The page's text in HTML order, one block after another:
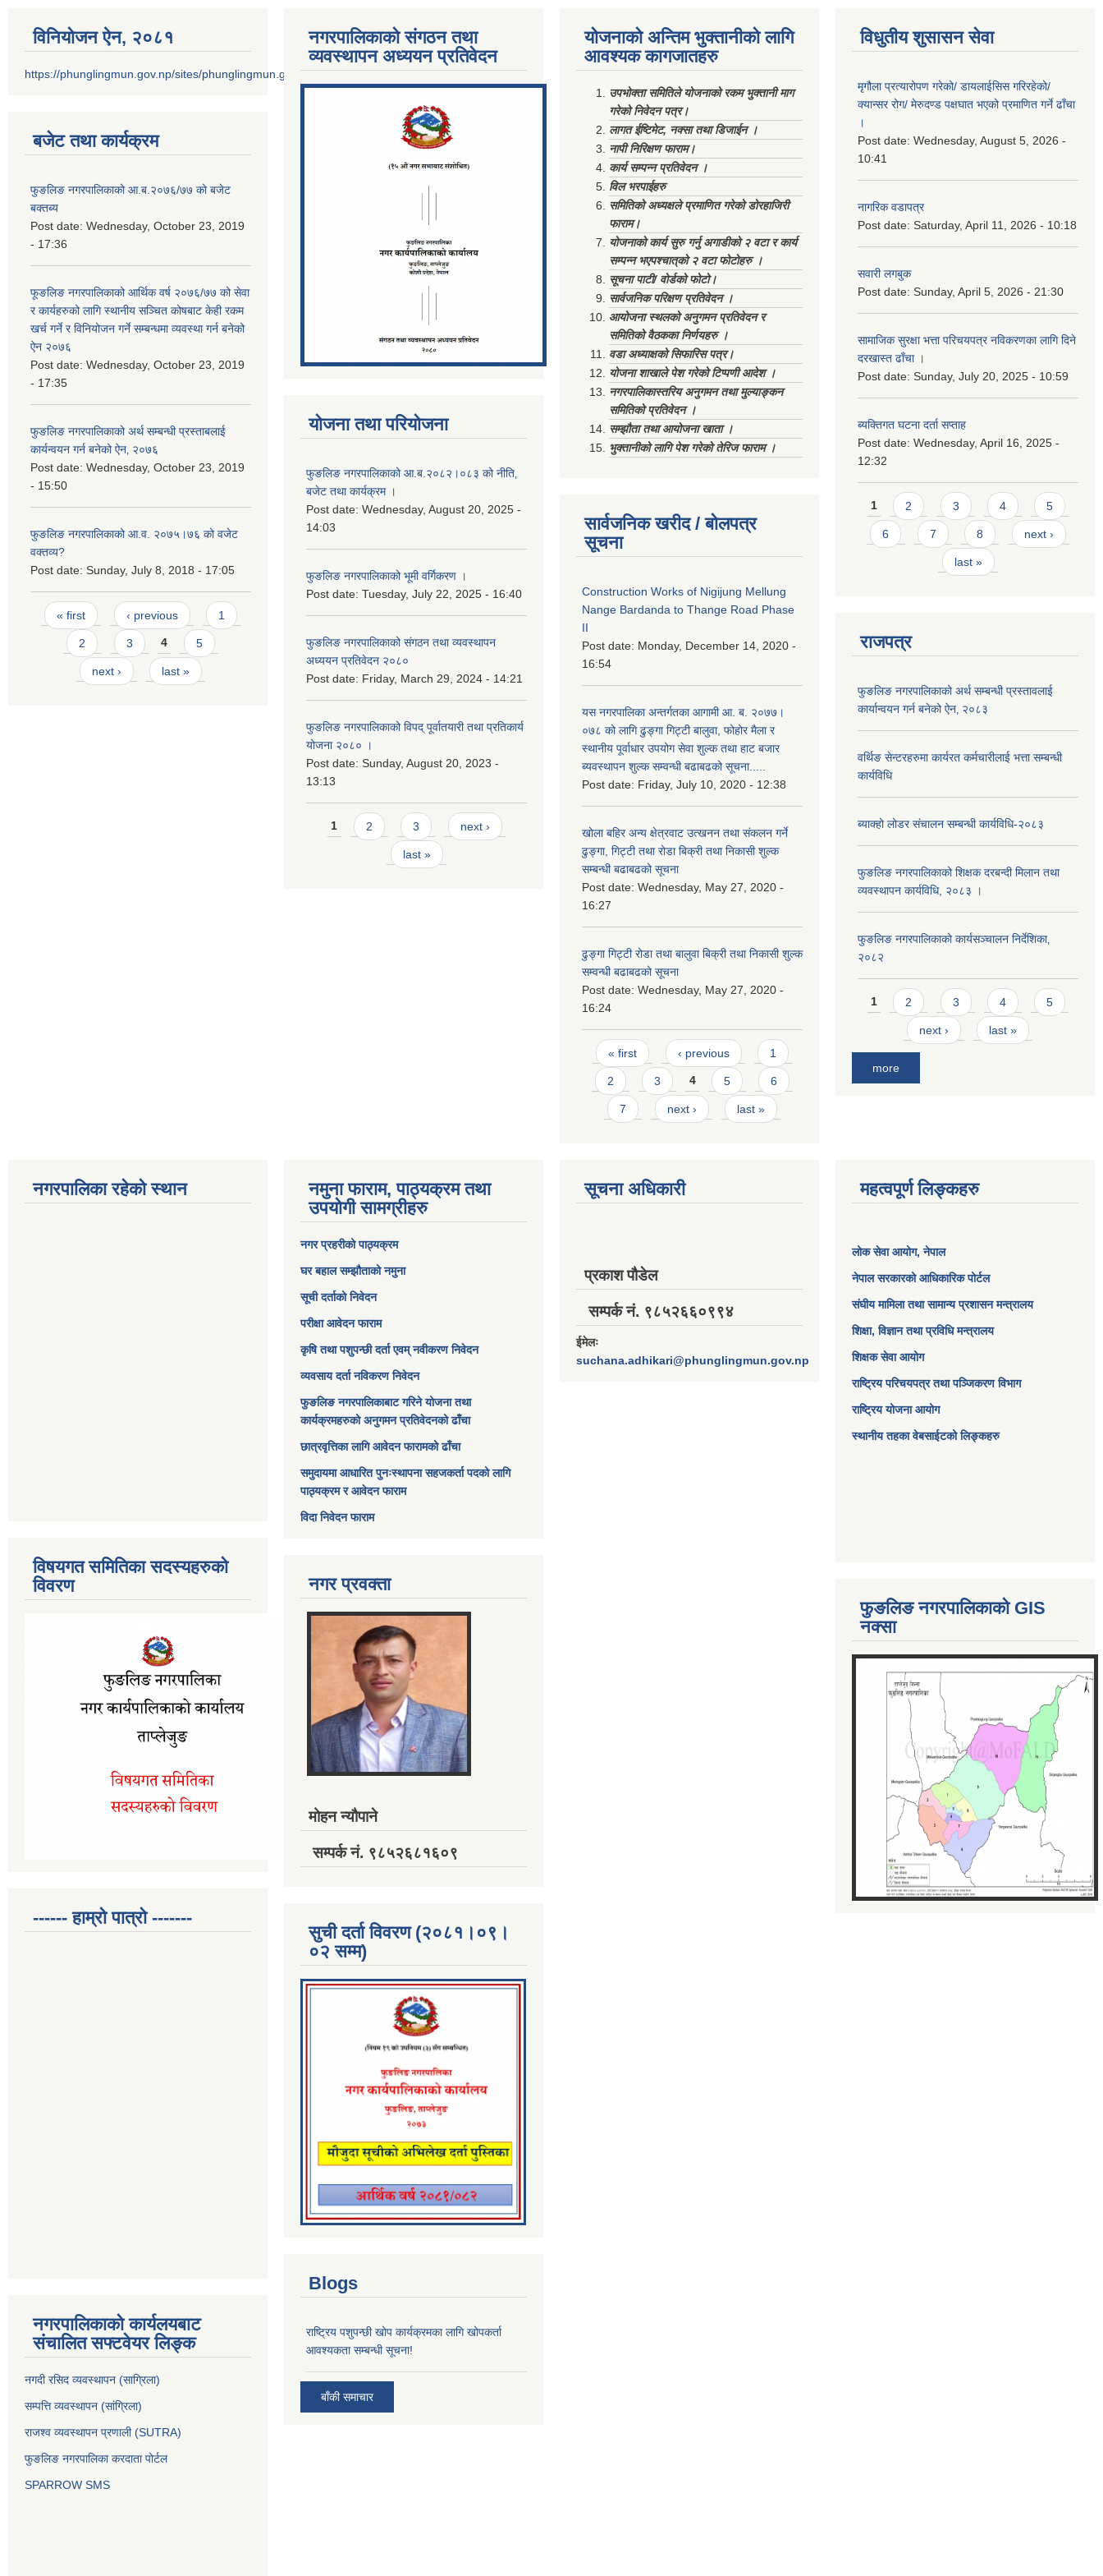
विनियोजन ऐन‚ २०८१
https://phunglingmun.gov.np/sites/phunglingmun.gov.np/files/documents/Al...
बजेट तथा कार्यक्रम
फुङलिङ नगरपालिकाको आ.ब.२०७६/७७ को बजेट
बक्तब्य
Post date: Wednesday, October 23, 2019
- 17:36
फूङलिङ नगरपालिकाको आर्थिक वर्ष २०७६/७७ को सेवा
र कार्यहरुको लागि स्थानीय सञ्चित कोषबाट केही रकम
खर्च गर्ने र विनियोजन गर्ने सम्बन्धमा व्यवस्था गर्न बनेको
ऐन २०७६
Post date: Wednesday, October 23, 2019
- 17:35
फुङलिङ नगरपालिकाको अर्थ सम्बन्धी प्रस्ताबलाई
कार्यन्वयन गर्न बनेको ऐन‚ २०७६
Post date: Wednesday, October 23, 2019
- 15:50
फुङलिङ नगरपालिकाको आ.व. २०७५।७६ को वजेट
वक्तव्य?
Post date: Sunday, July 8, 2018 - 17:05
Pages
« first ‹ previous 1
2 3 4 5
next › last »
नगरपालिकाको संगठन तथा
व्यवस्थापन अध्ययन प्रतिवेदन
योजना तथा परियोजना
फुङलिङ नगरपालिकाको आ.ब.२०८२।०८३ को नीति‚
बजेट तथा कार्यक्रम ।
Post date: Wednesday, August 20, 2025 -
14:03
फुङलिङ नगरपालिकाको भूमी वर्गिकरण ।
Post date: Tuesday, July 22, 2025 - 16:40
फुङलिङ नगरपालिकाको संगठन तथा व्यवस्थापन
अध्ययन प्रतिवेदन २०८०
Post date: Friday, March 29, 2024 - 14:21
फुङलिङ नगरपालिकाको विपद् पूर्वातयारी तथा प्रतिकार्य
योजना २०८० ।
Post date: Sunday, August 20, 2023 -
13:13
Pages
1 2 3 next ›
last »
योजनाको अन्तिम भुक्तानीको लागि
आवश्यक कागजातहरु
उपभोक्ता समितिले योजनाको रकम भुक्तानी माग
गरेको निवेदन पत्र।
लागत ईष्टिमेट, नक्सा तथा डिजाईन ।
नापी निरिक्षण फाराम।
कार्य सम्पन्न प्रतिवेदन ।
विल भरपाईहरु
समितिको अध्यक्षले प्रमाणित गरेको डोरहाजिरी
फाराम।
योजनाको कार्य सुरु गर्नु अगाडीको २ वटा र कार्य
सम्पन्न भएपश्चात्‌को २ वटा फोटोहरु ।
सूचना पाटी/ वोर्डको फोटो।
सार्वजनिक परिक्षण प्रतिवेदन ।
आयोजना स्थलको अनुगमन प्रतिवेदन र
समितिको वैठकका निर्णयहरु ।
वडा अध्याक्षको सिफारिस पत्र।
योजना शाखाले पेश गरेको टिप्पणी आदेश ।
नगरपालिकास्तरिय अनुगमन तथा मुल्याङ्कन
समितिको प्रतिवेदन ।
सम्झौता तथा आयोजना खाता ।
भुक्तानीको लागि पेश गरेको तेरिज फाराम ।
सार्वजनिक खरीद / बोलपत्र
सूचना
Construction Works of Nigijung Mellung
Nange Bardanda to Thange Road Phase
II
Post date: Monday, December 14, 2020 -
16:54
यस नगरपालिका अन्तर्गतका आगामी आ. ब. २०७७।
०७८ को लागि ढुङ्गा गिट्टी बालुवा, फोहोर मैला र
स्थानीय पूर्वाधार उपयोग सेवा शुल्क तथा हाट बजार
ब्यवस्थापन शुल्क सम्वन्धी बढाबढको सूचना.....
Post date: Friday, July 10, 2020 - 12:38
खोला बहिर अन्य क्षेत्रवाट उत्खनन तथा संकलन गर्ने
ढुङ्गा, गिट्टी तथा रोडा बिक्री तथा निकासी शुल्क
सम्बन्धी बढाबढको सूचना
Post date: Wednesday, May 27, 2020 -
16:27
ढुङ्गा गिट्टी रोडा तथा बालुवा बिक्री तथा निकासी शुल्क
सम्वन्धी बढाबढको सूचना
Post date: Wednesday, May 27, 2020 -
16:24
Pages
« first ‹ previous 1
2 3 4 5 6
7 next › last »
विधुतीय शुसासन सेवा
मृगौला प्रत्यारोपण गरेको/ डायलाईसिस गरिरहेको/
क्यान्सर रोग/ मेरुदण्ड पक्षघात भएको प्रमाणित गर्ने ढाँचा
।
Post date: Wednesday, August 5, 2026 -
10:41
नागरिक वडापत्र
Post date: Saturday, April 11, 2026 - 10:18
सवारी लगबुक
Post date: Sunday, April 5, 2026 - 21:30
सामाजिक सुरक्षा भत्ता परिचयपत्र नविकरणका लागि दिने
दरखास्त ढाँचा ।
Post date: Sunday, July 20, 2025 - 10:59
ब्यक्तिगत घटना दर्ता सप्ताह
Post date: Wednesday, April 16, 2025 -
12:32
Pages
1 2 3 4 5
6 7 8 next ›
last »
राजपत्र
फुङलिङ नगरपालिकाको अर्थ सम्बन्धी प्रस्तावलाई
कार्यान्वयन गर्न बनेको ऐन‚ २०८३
वर्थिङ सेन्टरहरुमा कार्यरत कर्मचारीलाई भत्ता सम्बन्धी
कार्यविधि
ब्याक्हो लोडर संचालन सम्बन्धी कार्यविधि-२०८३
फुङलिङ नगरपालिकाको शिक्षक दरबन्दी मिलान तथा
व्यवस्थापन कार्यविधि, २०८३ ।
फुङलिङ नगरपालिकाको कार्यसञ्चालन निर्देशिका‚
२०८२
Pages
1 2 3 4 5
next › last »
more
नगरपालिका रहेको स्थान
विषयगत समितिका सदस्यहरुको
विवरण
------ हाम्रो पात्रो -------
नगरपालिकाको कार्यलयबाट
संचालित सफ्टवेयर लिङ्क
नगदी रसिद व्यवस्थापन (साग्रिला)
सम्पत्ति व्यवस्थापन (सांग्रिला)
राजश्व व्यवस्थापन प्रणाली (SUTRA)
फुङलिङ नगरपालिका करदाता पोर्टल
SPARROW SMS
नमुना फाराम, पाठ्यक्रम तथा
उपयोगी सामग्रीहरु
नगर प्रहरीको पाठ्यक्रम
घर बहाल सम्झौताको नमुना
सूची दर्ताको निवेदन
परीक्षा आवेदन फाराम
कृषि तथा पशुपन्छी दर्ता एवम् नवीकरण निवेदन
व्यवसाय दर्ता नविकरण निवेदन
फुङलिङ नगरपालिकाबाट गरिने योजना तथा
कार्यक्रमहरुको अनुगमन प्रतिवेदनको ढाँचा
छात्रवृत्तिका लागि आवेदन फारामको ढाँचा
समुदायमा आधारित पुनःस्थापना सहजकर्ता पदको लागि
पाठ्यक्रम र आवेदन फाराम
विदा निवेदन फाराम
नगर प्रवक्ता
मोहन न्यौपाने
सम्पर्क नं. ९८५२६८१६०९
सुची दर्ता विवरण (२०८१।०९।
०२ सम्म)
Blogs
राष्ट्रिय पशुपन्छी खोप कार्यक्रमका लागि खोपकर्ता
आवश्यकता सम्बन्धी सूचना!
बाँकी समाचार
सूचना अधिकारी
प्रकाश पौडेल
सम्पर्क नं. ९८५२६६०९९४
ईमेलः
suchana.adhikari@phunglingmun.gov.np
महत्वपूर्ण लिङ्कहरु
लोक सेवा आयोग, नेपाल
नेपाल सरकारको आधिकारिक पोर्टल
संघीय मामिला तथा सामान्य प्रशासन मन्त्रालय
शिक्षा, विज्ञान तथा प्रविधि मन्त्रालय
शिक्षक सेवा आयोग
राष्ट्रिय परिचयपत्र तथा पञ्जिकरण विभाग
राष्ट्रिय योजना आयोग
स्थानीय तहका वेबसाईटको लिङ्कहरु
फुङलिङ नगरपालिकाको GIS
नक्सा